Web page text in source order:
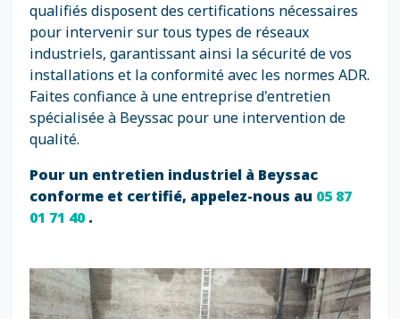
qualifiés disposent des certifications nécessaires
pour intervenir sur tous types de réseaux
industriels, garantissant ainsi la sécurité de vos
installations et la conformité avec les normes ADR.
Faites confiance à une entreprise d'entretien
spécialisée à Beyssac pour une intervention de
qualité.
Pour un entretien industriel à Beyssac
conforme et certifié, appelez-nous au 05 87
01 71 40.